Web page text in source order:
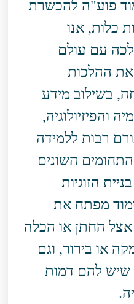
פוע"ה להכשרת
כלות, אנו
עם עולם
ההלכות
בשילוב מידע
והפיזיולוגיה,
רבות ללמידה
השונים
הזוגיות
מפתח את
אצל החתן או הכלה
או בירור, וגם
שיש להם דמות